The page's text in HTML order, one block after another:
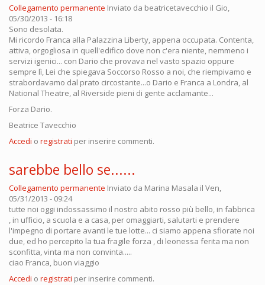
Collegamento permanente Inviato da beatricetavecchio il Gio,
05/30/2013 - 16:18
Sono desolata.
Mi ricordo Franca alla Palazzina Liberty, appena occupata. Contenta,
attiva, orgogliosa in quell'edifico dove non c'era niente, nemmeno i
servizi igenici... con Dario che provava nel vasto spazio oppure
sempre lì, Lei che spiegava Soccorso Rosso a noi, che riempivamo e
strabordavamo dal prato circostante...o Dario e Franca a Londra, al
National Theatre, al Riverside pieni di gente acclamante...
Forza Dario.
Beatrice Tavecchio
Accedi o registrati per inserire commenti.
sarebbe bello se......
Collegamento permanente Inviato da Marina Masala il Ven,
05/31/2013 - 09:24
tutte noi oggi indossassimo il nostro abito rosso più bello, in fabbrica
, in ufficio, a scuola e a casa, per omaggiarti, salutarti e prendere
l'impegno di portare avanti le tue lotte... ci siamo appena sfiorate noi
due, ed ho percepito la tua fragile forza , di leonessa ferita ma non
sconfitta, vinta ma non convinta.....
ciao Franca, buon viaggio
Accedi o registrati per inserire commenti.